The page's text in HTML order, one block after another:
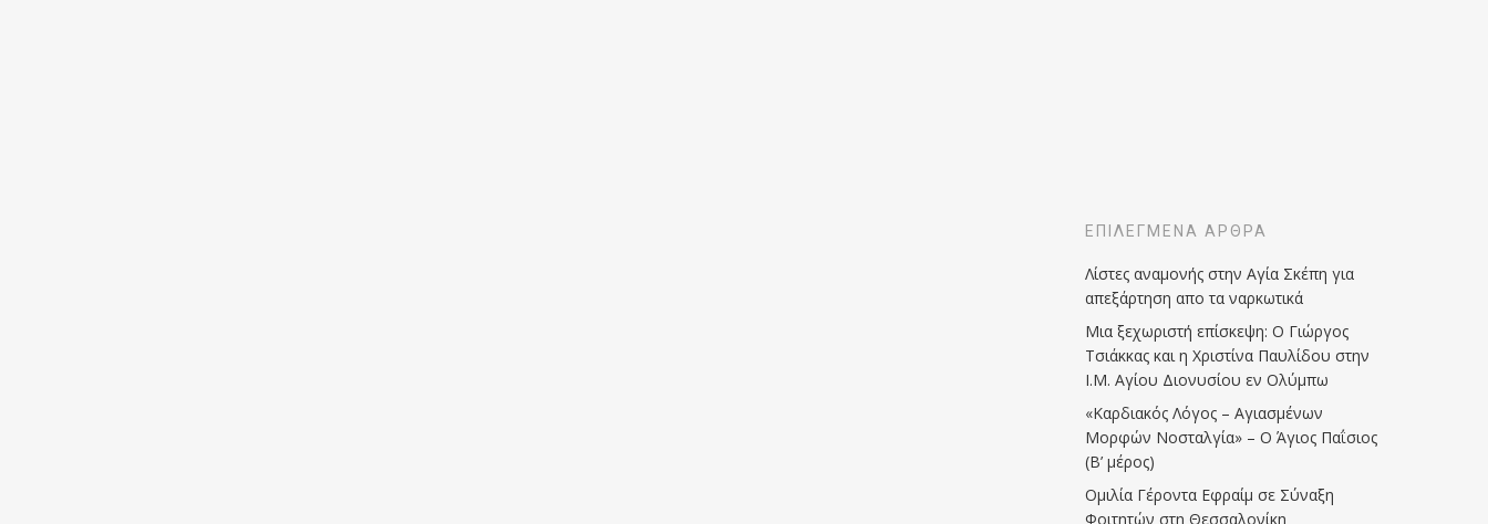
ΕΠΙΛΕΓΜΈΝΑ ΆΡΘΡΑ
Λίστες αναμονής στην Αγία Σκέπη για
απεξάρτηση απο τα ναρκωτικά
Μια ξεχωριστή επίσκεψη: Ο Γιώργος
Τσιάκκας και η Χριστίνα Παυλίδου στην
Ι.Μ. Αγίου Διονυσίου εν Ολύμπω
«Καρδιακός Λόγος – Αγιασμένων
Μορφών Νοσταλγία» – Ο Άγιος Παΐσιος
(Β’ μέρος)
Ομιλία Γέροντα Εφραίμ σε Σύναξη
Φοιτητών στη Θεσσαλονίκη